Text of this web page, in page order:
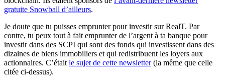
gratuite Snowball d’ailleurs.
Je doute que tu puisses emprunter pour investir sur RealT. Par
contre, tu peux tout à fait emprunter de l’argent à ta banque pour
investir dans des SCPI qui sont des fonds qui investissent dans des
dizaines de biens immobiliers et qui redistribuent les loyers aux
actionnaires. C’était le sujet de cette newsletter(la même que celle
citée ci-dessus).